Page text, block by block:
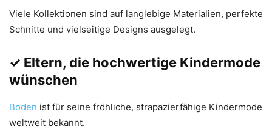
Viele Kollektionen sind auf langlebige Materialien, perfekte
Schnitte und vielseitige Designs ausgelegt.
✓ Eltern, die hochwertige Kindermode
wünschen
Boden ist für seine fröhliche, strapazierfähige Kindermode
weltweit bekannt.